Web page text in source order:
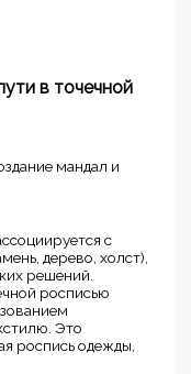
в точечной
с
дерево, холст),
решений.
росписью
Это
роспись одежды,